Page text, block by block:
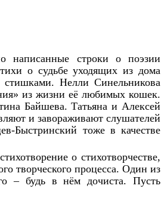
написанные строки о поэзии
о судьбе уходящих из дома
стишками. Нелли Синельникова
из жизни её любимых кошек.
Байшева. Татьяна и Алексей
и завораживают слушателей
Быстринский тоже в качестве
о стихотворчестве,
творческого процесса. Один из
– будь в нём дочиста. Пусть